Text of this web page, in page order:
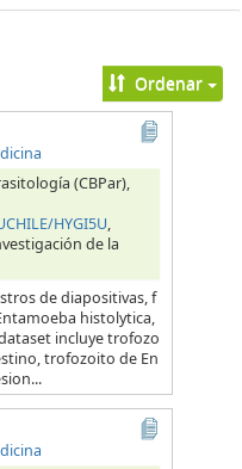
Ordenar
(CBPar),
HYGI5U,
de la
de diapositivas, f
histolytica,
incluye trofozo
trofozoito de En